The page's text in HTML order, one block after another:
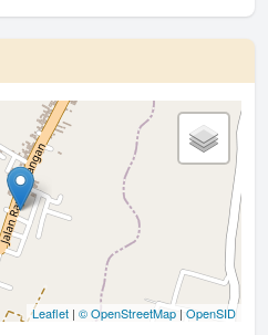
Leaflet | © OpenStreetMap | OpenSID